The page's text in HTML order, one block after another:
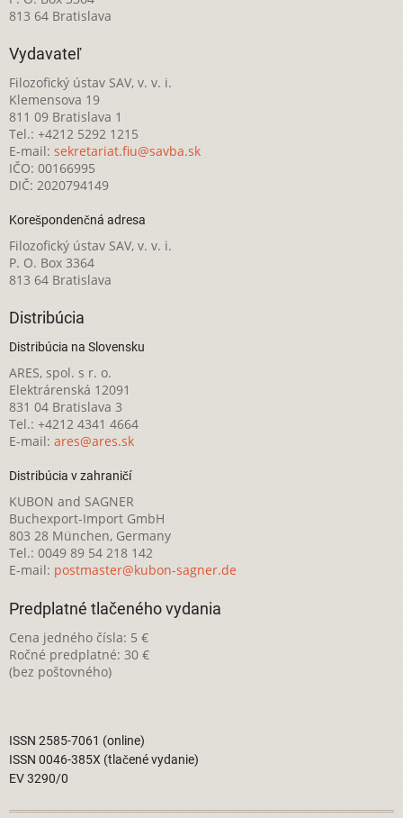
813 64 Bratislava
Vydavateľ
Filozofický ústav SAV, v. v. i.
Klemensova 19
811 09 Bratislava 1
Tel.: +4212 5292 1215
E-mail: sekretariat.fiu@savba.sk
IČO: 00166995
DIČ: 2020794149
Korešpondenčná adresa
Filozofický ústav SAV, v. v. i.
P. O. Box 3364
813 64 Bratislava
Distribúcia
Distribúcia na Slovensku
ARES, spol. s r. o.
Elektrárenská 12091
831 04 Bratislava 3
Tel.: +4212 4341 4664
E-mail: ares@ares.sk
Distribúcia v zahraničí
KUBON and SAGNER
Buchexport-Import GmbH
803 28 München, Germany
Tel.: 0049 89 54 218 142
E-mail: postmaster@kubon-sagner.de
Predplatné tlačeného vydania
Cena jedného čísla: 5 €
Ročné predplatné: 30 €
(bez poštovného)
ISSN 2585-7061 (online)
ISSN 0046-385X (tlačené vydanie)
EV 3290/0